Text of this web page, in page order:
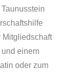
Mitgliedschaft
und einem
oder zum